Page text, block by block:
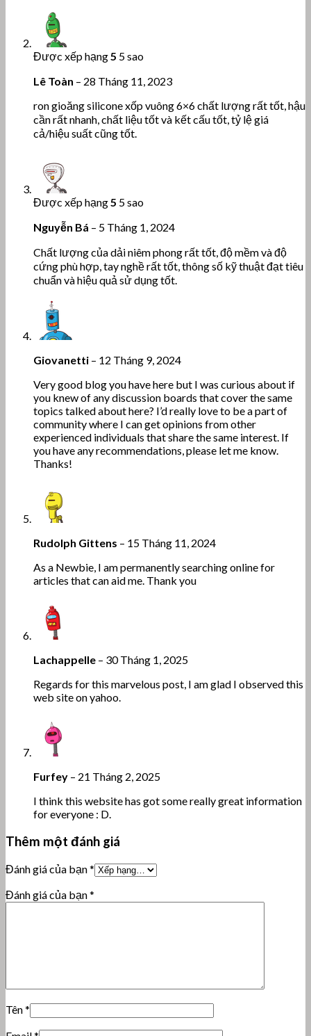
Được xếp hạng 5 5 sao
Lê Toàn – 28 Tháng 11, 2023
ron gioăng silicone xốp vuông 6×6 chất lượng rất tốt, hậu
cần rất nhanh, chất liệu tốt và kết cấu tốt, tỷ lệ giá
cả/hiệu suất cũng tốt.
Được xếp hạng 5 5 sao
Nguyễn Bá – 5 Tháng 1, 2024
Chất lượng của dải niêm phong rất tốt, độ mềm và độ
cứng phù hợp, tay nghề rất tốt, thông số kỹ thuật đạt tiêu
chuẩn và hiệu quả sử dụng tốt.
Giovanetti – 12 Tháng 9, 2024
Very good blog you have here but I was curious about if
you knew of any discussion boards that cover the same
topics talked about here? I’d really love to be a part of
community where I can get opinions from other
experienced individuals that share the same interest. If
you have any recommendations, please let me know.
Thanks!
Rudolph Gittens – 15 Tháng 11, 2024
As a Newbie, I am permanently searching online for
articles that can aid me. Thank you
Lachappelle – 30 Tháng 1, 2025
Regards for this marvelous post, I am glad I observed this
web site on yahoo.
Furfey – 21 Tháng 2, 2025
I think this website has got some really great information
for everyone : D.
Thêm một đánh giá
Đánh giá của bạn*
Đánh giá của bạn*
Tên*